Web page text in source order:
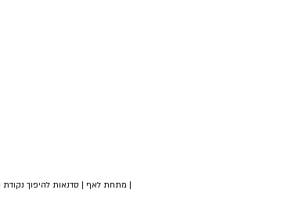
| מתחת לאף | סדנאות להיפוך נקודת